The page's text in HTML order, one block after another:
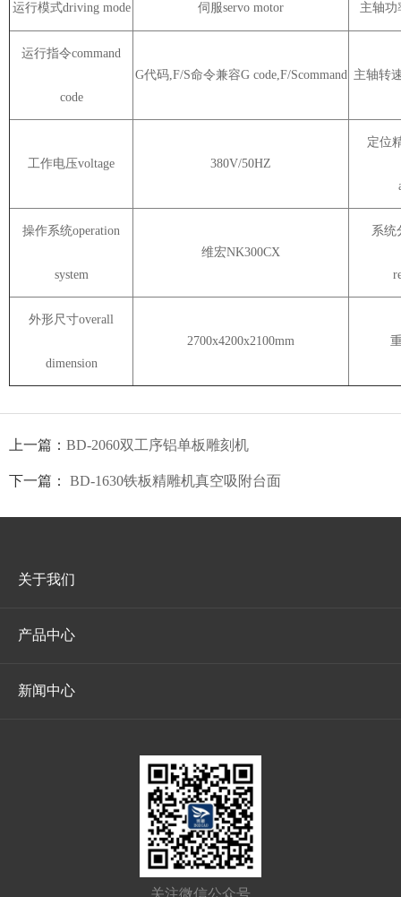
运行模式driving mode 伺服servo motor 主轴功
运行指令command
code
G代码,F/S命令兼容G code,F/Scommand 主轴转
工作电压voltage 380V/50HZ
定位
操作系统operation
system
维宏NK300CX
系统
外形尺寸overall
dimension
2700x4200x2100mm
上一篇： BD-2060双工序铝单板雕刻机
下一篇： BD-1630铁板精雕机真空吸附台面
关于我们
产品中心
新闻中心